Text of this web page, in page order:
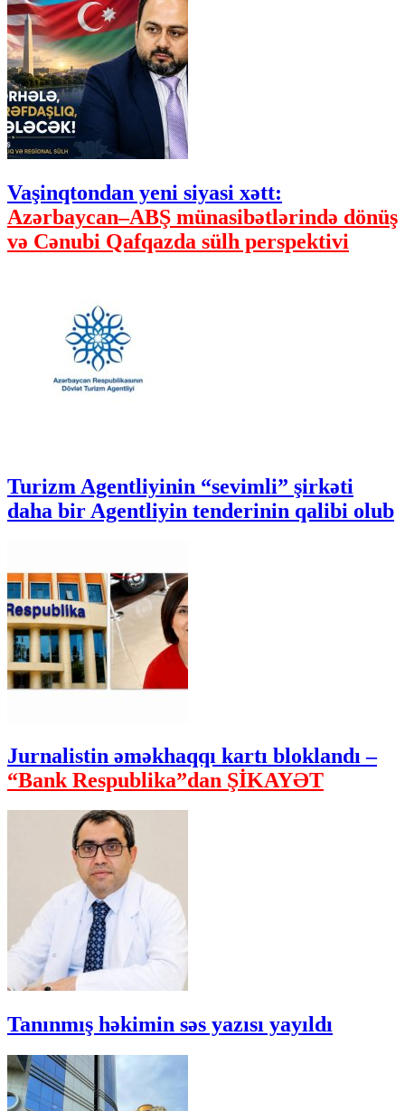
Vaşinqtondan yeni siyasi xətt:
Azərbaycan–ABŞ münasibətlərində dönüş
və Cənubi Qafqazda sülh perspektivi
Turizm Agentliyinin “sevimli” şirkəti
daha bir Agentliyin tenderinin qalibi olub
Jurnalistin əməkhaqqı kartı bloklandı –
“Bank Respublika”dan ŞİKAYƏT
Tanınmış həkimin səs yazısı yayıldı